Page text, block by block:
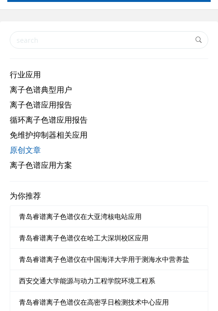
的峰高受到很大影响。氢氧根体系自身的低背景电
行业应用
离子色谱典型用户
离子色谱应用报告
循环离子色谱应用报告
免维护抑制器相关应用
原创文章
离子色谱应用方案
为你推荐
青岛睿谱离子色谱仪在大亚湾核电站应用
青岛睿谱离子色谱仪在哈工大深圳校区应用
青岛睿谱离子色谱仪在中国海洋大学用于测海水中营养盐
西安交通大学能源与动力工程学院环境工程系
青岛睿谱离子色谱仪在高密孚日检测技术中心应用